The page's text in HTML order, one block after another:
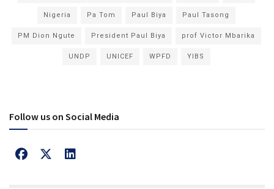
Nigeria Pa Tom Paul Biya Paul Tasong
PM Dion Ngute President Paul Biya prof Victor Mbarika
UNDP UNICEF WPFD YIBS
Follow us on Social Media